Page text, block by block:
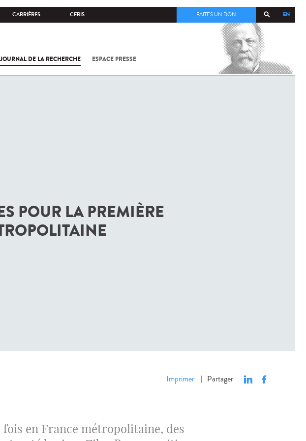
CARRIÈRES CERIS EN
FAITES UN DON
DE LA RECHERCHE ESPACE PRESSE
COV-2 /
POUR LA PREMIÈRE
Imprimer | Partager
en France métropolitaine, des